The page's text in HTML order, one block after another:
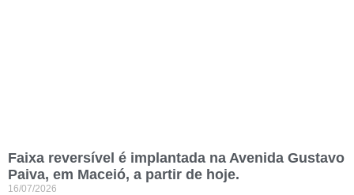
Faixa reversível é implantada na Avenida Gustavo
Paiva, em Maceió, a partir de hoje.
16/07/2026